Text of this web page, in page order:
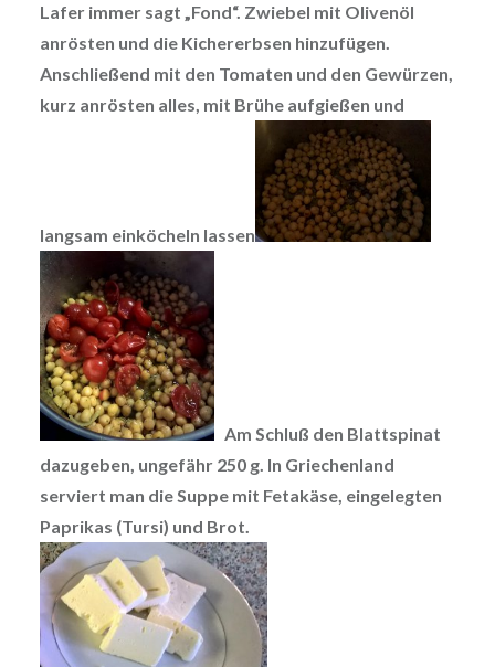
Lafer immer sagt „Fond“. Zwiebel mit Olivenöl
anrösten und die Kichererbsen hinzufügen.
Anschließend mit den Tomaten und den Gewürzen,
kurz anrösten alles, mit Brühe aufgießen und
langsam einköcheln lassen
Am Schluß den Blattspinat
dazugeben, ungefähr 250 g. In Griechenland
serviert man die Suppe mit Fetakäse, eingelegten
Paprikas (Tursi) und Brot.